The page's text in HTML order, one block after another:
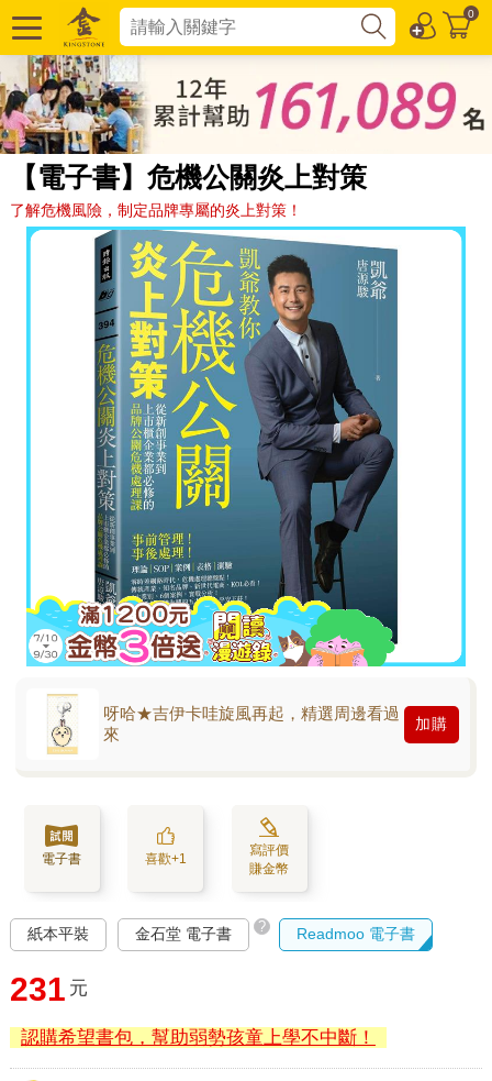
0
【電子書】危機公關炎上對策
了解危機風險，制定品牌專屬的炎上對策！
呀哈★吉伊卡哇旋風再起，精選周邊看過
來
加購
電子書 喜歡+1
寫評價
賺金幣
紙本平裝 金石堂 電子書 ? Readmoo 電子書
231 元
認購希望書包，幫助弱勢孩童上學不中斷！